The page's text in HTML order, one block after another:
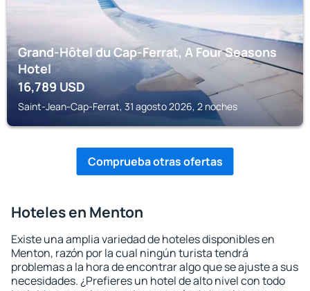
Grand-Hôtel du Cap-Ferrat, A Four Seasons
Hotel
16,789 USD
Saint-Jean-Cap-Ferrat, 31 agosto 2026, 2 noches
Comprueba otras ofertas
Hoteles en Menton
Existe una amplia variedad de hoteles disponibles en
Menton, razón por la cual ningún turista tendrá
problemas a la hora de encontrar algo que se ajuste a sus
necesidades. ¿Prefieres un hotel de alto nivel con todo